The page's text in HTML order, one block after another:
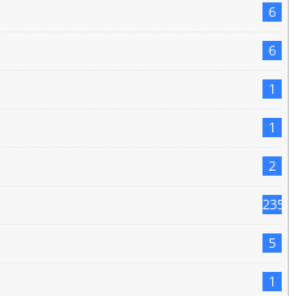
6
6
1
1
2
235
5
1